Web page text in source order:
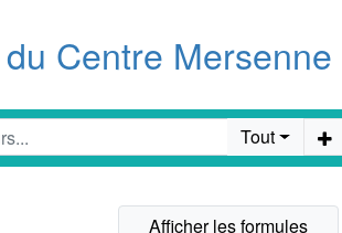
Centre Mersenne
Tout